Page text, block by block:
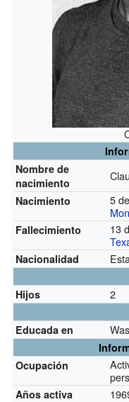
Nombre de
nacimiento
Nacimiento
5
Fallecimiento
13
Nacionalidad
Hijos
2
Educada en
Ocupación
Años activa